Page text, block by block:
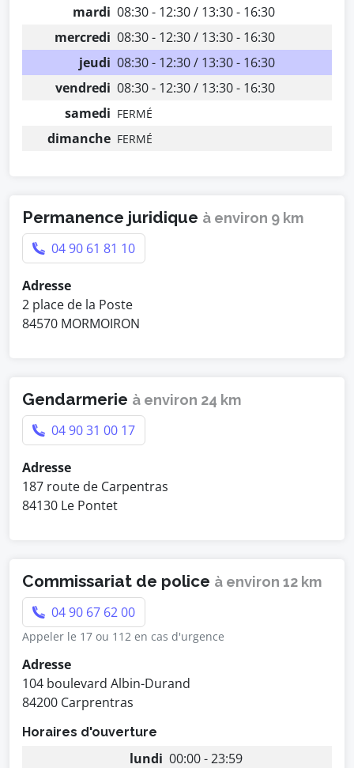
mardi 08:30 - 12:30 / 13:30 - 16:30
mercredi 08:30 - 12:30 / 13:30 - 16:30
jeudi 08:30 - 12:30 / 13:30 - 16:30
vendredi 08:30 - 12:30 / 13:30 - 16:30
samedi FERMÉ
dimanche FERMÉ
Permanence juridique à environ 9 km
04 90 61 81 10
Adresse
2 place de la Poste
84570 MORMOIRON
Gendarmerie à environ 24 km
04 90 31 00 17
Adresse
187 route de Carpentras
84130 Le Pontet
Commissariat de police à environ 12 km
04 90 67 62 00
Appeler le 17 ou 112 en cas d'urgence
Adresse
104 boulevard Albin-Durand
84200 Carprentras
Horaires d'ouverture
lundi 00:00 - 23:59